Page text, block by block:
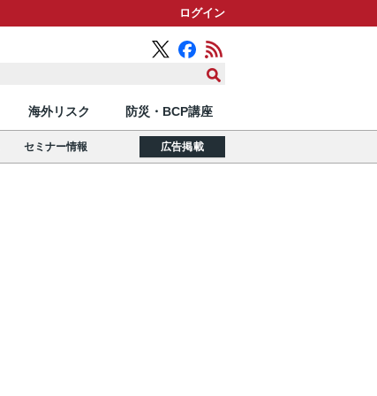
ログイン
海外リスク 防災・BCP講座
セミナー情報 広告掲載